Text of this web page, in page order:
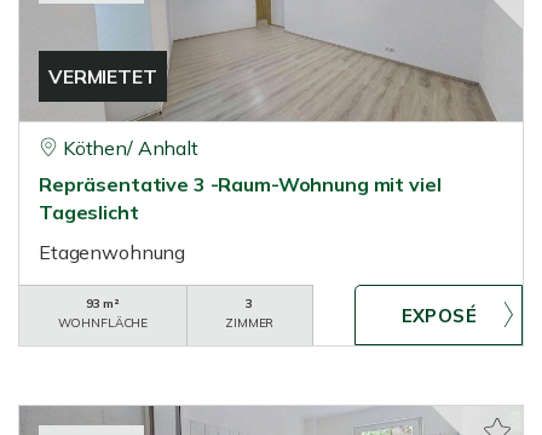
VERMIETET
Köthen/ Anhalt
Repräsentative 3 -Raum-Wohnung mit viel
Tageslicht
Etagenwohnung
93 m²
WOHNFLÄCHE
3
ZIMMER